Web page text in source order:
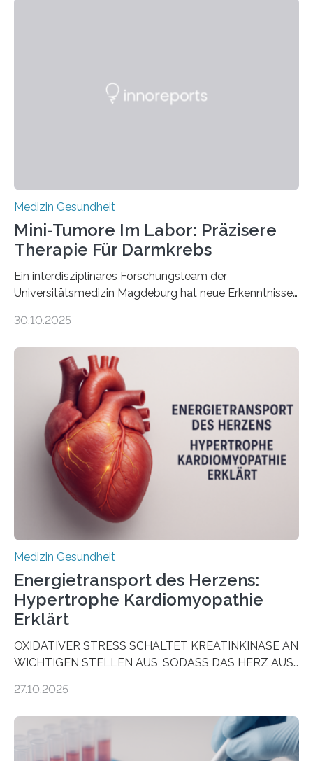
Medizin Gesundheit
Mini-Tumore Im Labor: Präzisere
Therapie Für Darmkrebs
Ein interdisziplinäres Forschungsteam der
Universitätsmedizin Magdeburg hat neue Erkenntnisse
behandelt werden kann. In ihrer aktuellen Studie,
Oncology, zeigen die Forschenden, dass Mini-Tumore
aus Gewebe von Patientinnen und Patienten –
sogenannte Organoide – genutzt werden können, um
vorab zu prüfen, welche Medikamente am besten
wirken. Dabei wurde ein Eiweiß identifiziert, das künftig
als Biomarker für die Wahl der passenden Therapie
dienen könnte. Darmkrebs zählt weltweit zu den
häufigsten Krebsarten und stellt…
30.10.2025
Medizin Gesundheit
Energietransport des Herzens:
Hypertrophe Kardiomyopathie
Erklärt
OXIDATIVER STRESS SCHALTET KREATINKINASE AN
WICHTIGEN STELLEN AUS, SODASS DAS HERZ AUS
aus dem Deutschen Zentrum für Herzinsuffizienz
im Journal Circulation, warum der Energietransport bei
der Hypertrophen Kardiomyopathie (HCM) versagen
27.10.2025